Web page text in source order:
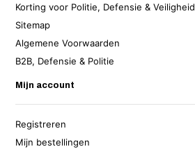
Korting voor Politie, Defensie & Veiligheid
Sitemap
Algemene Voorwaarden
B2B, Defensie & Politie
Mijn account
Registreren
Mijn bestellingen